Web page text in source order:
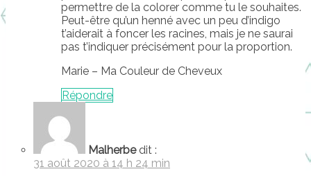
permettre de la colorer comme tu le souhaites.
Peut-être qu’un henné avec un peu d’indigo
t’aiderait à foncer les racines, mais je ne saurai
pas t’indiquer précisément pour la proportion.
Marie – Ma Couleur de Cheveux
Répondre
Malherbe dit :
31 août 2020 à 14 h 24 min